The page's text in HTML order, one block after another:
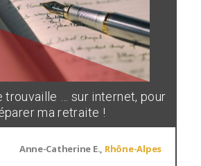
trouvaille … sur internet, pour
ma retraite !
Anne-Catherine E., Rhône-Alpes